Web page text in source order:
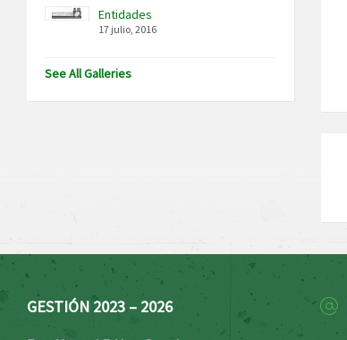
Entidades
17 julio, 2016
See All Galleries
GESTIÓN 2023 – 2026